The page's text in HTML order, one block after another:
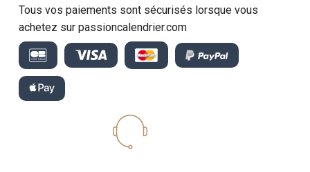
Tous vos paiements sont sécurisés lorsque vous
achetez sur passioncalendrier.com